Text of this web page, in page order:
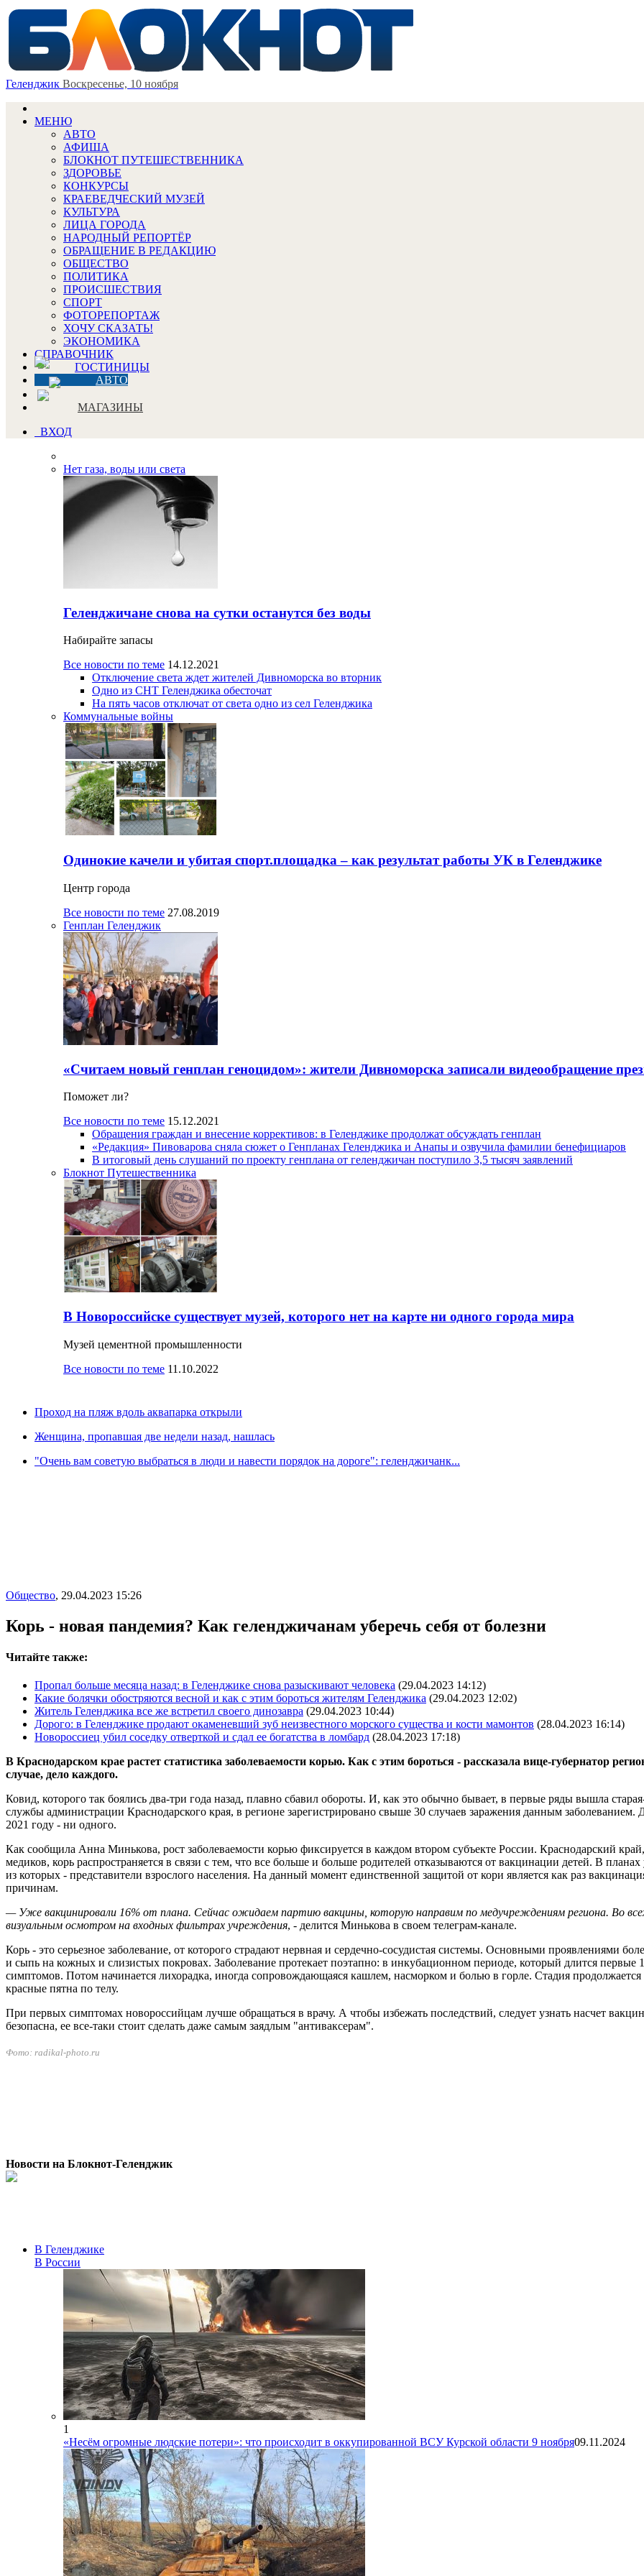
Геленджик Воскресенье, 10 ноября
МЕНЮ
АВТО
АФИША
БЛОКНОТ ПУТЕШЕСТВЕННИКА
ЗДОРОВЬЕ
КОНКУРСЫ
КРАЕВЕДЧЕСКИЙ МУЗЕЙ
КУЛЬТУРА
ЛИЦА ГОРОДА
НАРОДНЫЙ РЕПОРТЁР
ОБРАЩЕНИЕ В РЕДАКЦИЮ
ОБЩЕСТВО
ПОЛИТИКА
ПРОИСШЕСТВИЯ
СПОРТ
ФОТОРЕПОРТАЖ
ХОЧУ СКАЗАТЬ!
ЭКОНОМИКА
СПРАВОЧНИК
ГОСТИНИЦЫ
АВТО
МАГАЗИНЫ
ВХОД
Нет газа, воды или света
Геленджичане снова на сутки останутся без воды
Набирайте запасы
Все новости по теме 14.12.2021
Отключение света ждет жителей Дивноморска во вторник
Одно из СНТ Геленджика обесточат
На пять часов отключат от света одно из сел Геленджика
Коммунальные войны
Одинокие качели и убитая спорт.площадка – как результат работы УК в Геленджике
Центр города
Все новости по теме 27.08.2019
Генплан Геленджик
«Считаем новый генплан геноцидом»: жители Дивноморска записали видеообращение
Поможет ли?
Все новости по теме 15.12.2021
Обращения граждан и внесение коррективов: в Геленджике продолжат обсуждать генплан
«Редакция» Пивоварова сняла сюжет о Генпланах Геленджика и Анапы и озвучила фамилии бенефициаров
В итоговый день слушаний по проекту генплана от геленджичан поступило 3,5 тысяч заявлений
Блокнот Путешественника
В Новороссийске существует музей, которого нет на карте ни одного города мира
Музей цементной промышленности
Все новости по теме 11.10.2022
Проход на пляж вдоль аквапарка открыли
Женщина, пропавшая две недели назад, нашлась
"Очень вам советую выбраться в люди и навести порядок на дороге": геленджичанк...
Общество, 29.04.2023 15:26
Корь - новая пандемия? Как геленджичанам уберечь себя от болезни
Читайте также:
Пропал больше месяца назад: в Геленджике снова разыскивают человека (29.04.2023 14:12)
Какие болячки обостряются весной и как с этим бороться жителям Геленджика (29.04.2023 12:02)
Житель Геленджика все же встретил своего динозавра (29.04.2023 10:44)
Дорого: в Геленджике продают окаменевший зуб неизвестного морского существа и кости мамонтов (28.04.2023 16:14)
Новороссиец убил соседку отверткой и сдал ее богатства в ломбард (28.04.2023 17:18)
В Краснодарском крае растет статистика заболеваемости корью. Как с этим бороться - рассказала вице-губернатор
случае, дело каждого.
Ковид, которого так боялись два-три года назад, плавно сбавил обороты. И, как это обычно бывает, в первые ряды вышла
службы администрации Краснодарского края, в регионе зарегистрировано свыше 30 случаев заражения данным
2021 году - ни одного.
Как сообщила Анна Минькова, рост заболеваемости корью фиксируется в каждом втором субъекте России. Краснодарский
медиков, корь распространяется в связи с тем, что все больше и больше родителей отказываются от вакцинации детей. В
из которых - представители взрослого населения. На данный момент единственной защитой от кори является как раз
причинам.
— Уже вакцинировали 16% от плана. Сейчас ожидаем партию вакцины, которую направим по медучреждениям региона. Во
визуальным осмотром на входных фильтрах учреждения, - делится Минькова в своем телеграм-канале.
Корь - это серьезное заболевание, от которого страдают нервная и сердечно-сосудистая системы. Основными проявлениями
и сыпь на кожных и слизистых покровах. Заболевание протекает поэтапно: в инкубационном периоде, который длится первые
симптомов. Потом начинается лихорадка, иногда сопровождающаяся кашлем, насморком и болью в горле. Стадия
красные пятна по телу.
При первых симптомах новороссийцам лучше обращаться в врачу. А чтобы избежать последствий, следует узнать насчет
безопасна, ее все-таки стоит сделать даже самым заядлым "антиваксерам".
Фото: radikal-photo.ru
Новости на Блoкнoт-Геленджик
В Геленджике
В России
1
«Несём огромные людские потери»: что происходит в оккупированной ВСУ Курской области 9 ноября09.11.2024